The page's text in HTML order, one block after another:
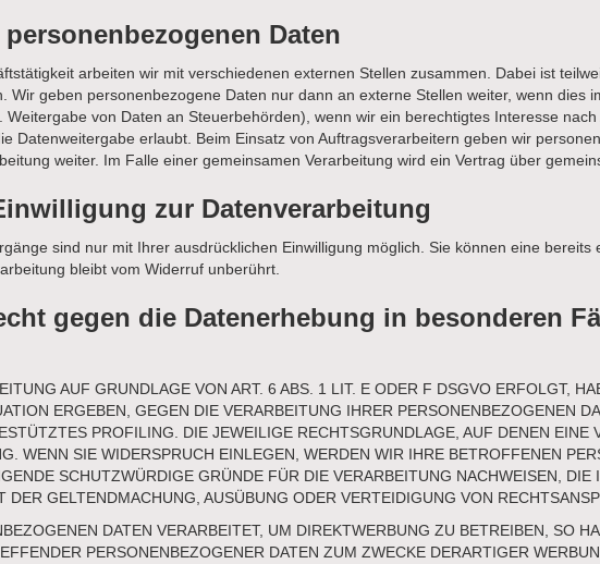
Daten
arbeiten wir mit verschiedenen externen Stellen zusammen. Dabei ist
Wir geben personenbezogene Daten nur dann an externe Stellen weiter, wenn dies
Weitergabe von Daten an Steuerbehörden), wenn wir ein berechtigtes Interesse
Datenweitergabe erlaubt. Beim Einsatz von Auftragsverarbeitern geben wir
weiter. Im Falle einer gemeinsamen Verarbeitung wird ein Vertrag über
zur Datenverarbeitung
sind nur mit Ihrer ausdrücklichen Einwilligung möglich. Sie können eine
bleibt vom Widerruf unberührt.
gegen die Datenerhebung in besonderen
AUF GRUNDLAGE VON ART. 6 ABS. 1 LIT. E ODER F DSGVO ERFOLGT,
ERGEBEN, GEGEN DIE VERARBEITUNG IHRER PERSONENBEZOGENEN
PROFILING. DIE JEWEILIGE RECHTSGRUNDLAGE, AUF DENEN EINE
WENN SIE WIDERSPRUCH EINLEGEN, WERDEN WIR IHRE BETROFFENEN
SCHUTZWÜRDIGE GRÜNDE FÜR DIE VERARBEITUNG NACHWEISEN,
DER GELTENDMACHUNG, AUSÜBUNG ODER VERTEIDIGUNG VON
DATEN VERARBEITET, UM DIREKTWERBUNG ZU BETREIBEN, SO
PERSONENBEZOGENER DATEN ZUM ZWECKE DERARTIGER